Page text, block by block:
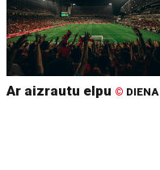
Ar aizrautu elpu © DIENA